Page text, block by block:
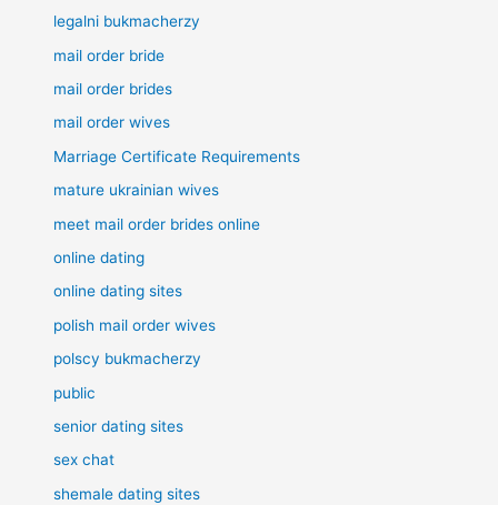
legalni bukmacherzy
mail order bride
mail order brides
mail order wives
Marriage Certificate Requirements
mature ukrainian wives
meet mail order brides online
online dating
online dating sites
polish mail order wives
polscy bukmacherzy
public
senior dating sites
sex chat
shemale dating sites